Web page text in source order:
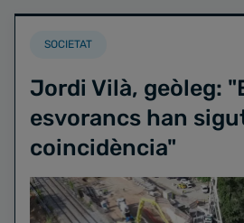
SOCIETAT
Jordi Vilà, geòleg:
esvorancs han
coincidència"